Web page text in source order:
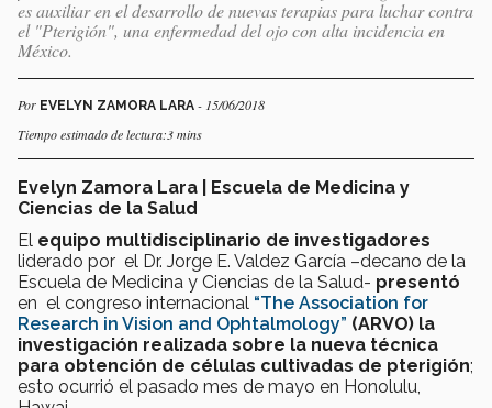
es auxiliar en el desarrollo de nuevas terapias para luchar contra
el "Pterigión", una enfermedad del ojo con alta incidencia en
México.
Por EVELYN ZAMORA LARA - 15/06/2018
Tiempo estimado de lectura:3 mins
Evelyn Zamora Lara | Escuela de Medicina y
Ciencias de la Salud
El equipo multidisciplinario de investigadores
liderado por el Dr. Jorge E. Valdez García –decano de la
Escuela de Medicina y Ciencias de la Salud- presentó
en el congreso internacional “The Association for
Research in Vision and Ophtalmology” (ARVO) la
investigación realizada sobre la nueva técnica
para obtención de células cultivadas de pterigión;
esto ocurrió el pasado mes de mayo en Honolulu,